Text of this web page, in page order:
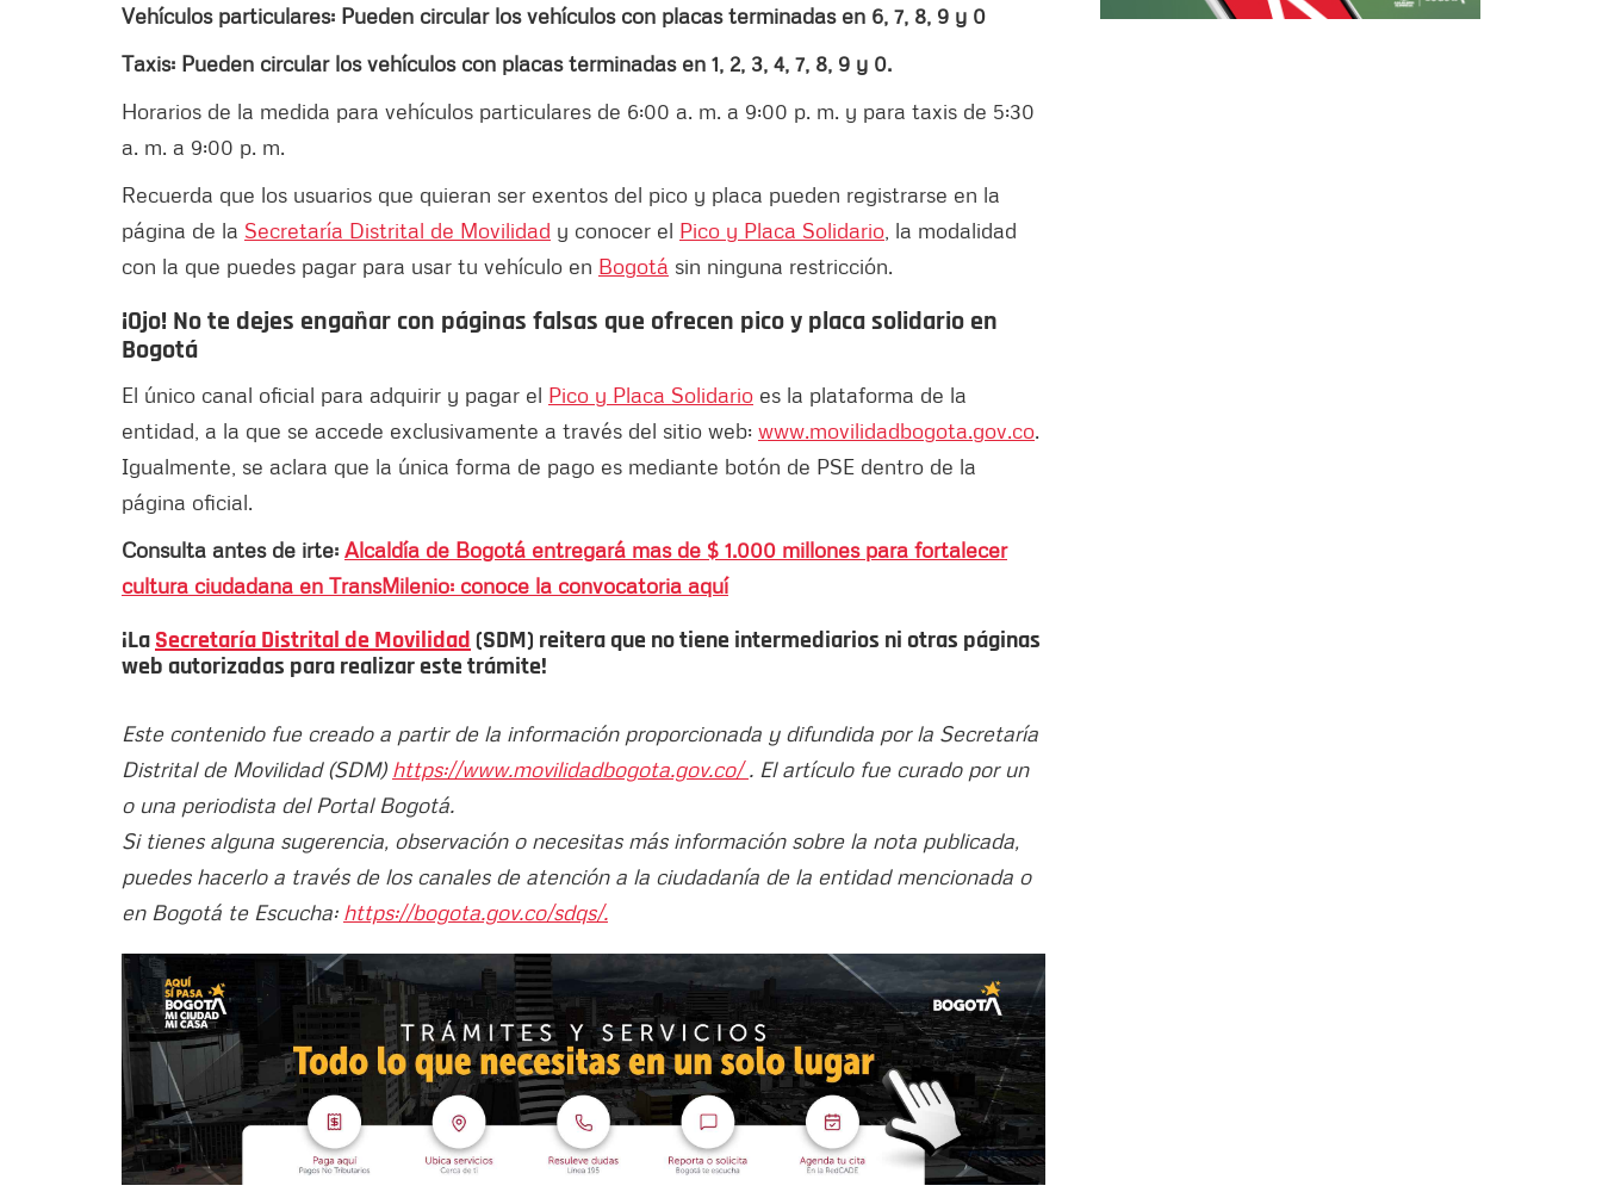
Vehículos particulares: Pueden circular los vehículos con placas terminadas en 6, 7, 8, 9 y 0
Taxis: Pueden circular los vehículos con placas terminadas en 1, 2, 3, 4, 7, 8, 9 y 0.
Horarios de la medida para vehículos particulares de 6:00 a. m. a 9:00 p. m. y para taxis de 5:30
a. m. a 9:00 p. m.
Recuerda que los usuarios que quieran ser exentos del pico y placa pueden registrarse en la
página de la Secretaría Distrital de Movilidad y conocer el Pico y Placa Solidario , la modalidad
con la que puedes pagar para usar tu vehículo en Bogotá sin ninguna restricción.
¡Ojo! No te dejes engañar con páginas falsas que ofrecen pico y placa solidario en
Bogotá
El único canal oficial para adquirir y pagar el Pico y Placa Solidario es la plataforma de la
entidad, a la que se accede exclusivamente a través del sitio web: www.movilidadbogota.gov.co.
Igualmente, se aclara que la única forma de pago es mediante botón de PSE dentro de la
página oficial.
Consulta antes de irte: Alcaldía de Bogotá entregará mas de $ 1.000 millones para fortalecer
cultura ciudadana en TransMilenio: conoce la convocatoria aquí
¡LaSecretaría Distrital de Movilidad(SDM) reitera que no tiene intermediarios ni otras páginas
web autorizadas para realizar este trámite!
Este contenido fue creado a partir de la información proporcionada y difundida por la Secretaría
Distrital de Movilidad (SDM) https://www.movilidadbogota.gov.co/. El artículo fue curado por un
o una periodista del Portal Bogotá.
Si tienes alguna sugerencia, observación o necesitas más información sobre la nota publicada,
puedes hacerlo a través de los canales de atención a la ciudadanía de la entidad mencionada o
en Bogotá te Escucha: https://bogota.gov.co/sdqs/.